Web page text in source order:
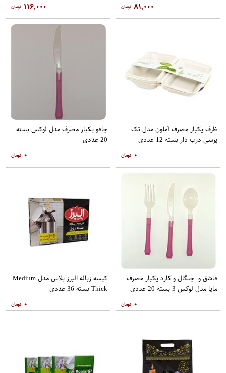
۸۱,۰۰۰ ۱۱۶,۰۰۰
ظرف یکبار مصرف آملون مدل تک
پرسی درب دار بسته 12 عددی
۰
چاقو یکبار مصرف مدل لوکس بسته
20 عددی
۰
قاشق و چنگال و کارد یکبار مصرف
مایا مدل لوکس 3 بسته 20 عددی
۰
کیسه زباله البرز پلاس مدل Medium
Thick بسته 36 عددی
۰